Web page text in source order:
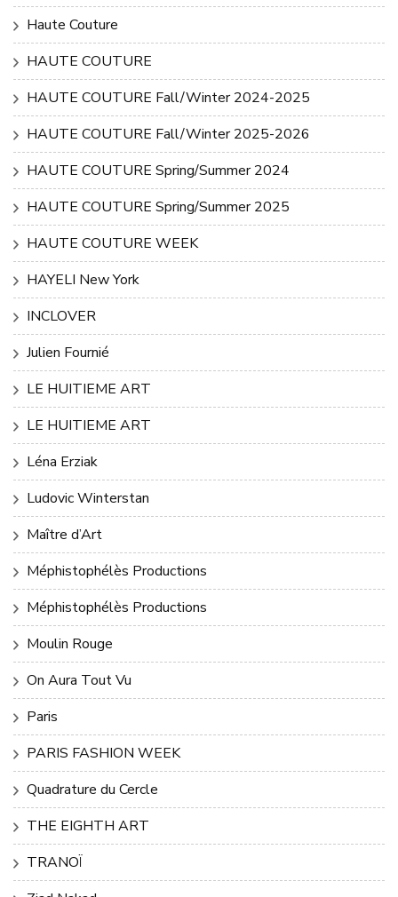
Haute Couture
HAUTE COUTURE
HAUTE COUTURE Fall/Winter 2024-2025
HAUTE COUTURE Fall/Winter 2025-2026
HAUTE COUTURE Spring/Summer 2024
HAUTE COUTURE Spring/Summer 2025
HAUTE COUTURE WEEK
HAYELI New York
INCLOVER
Julien Fournié
LE HUITIEME ART
LE HUITIEME ART
Léna Erziak
Ludovic Winterstan
Maître d’Art
Méphistophélès Productions
Méphistophélès Productions
Moulin Rouge
On Aura Tout Vu
Paris
PARIS FASHION WEEK
Quadrature du Cercle
THE EIGHTH ART
TRANOÏ